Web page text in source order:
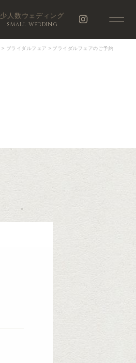
少人数ウェディング
SMALL WEDDING
> ブライダルフェア > ブライダルフェアのご予約